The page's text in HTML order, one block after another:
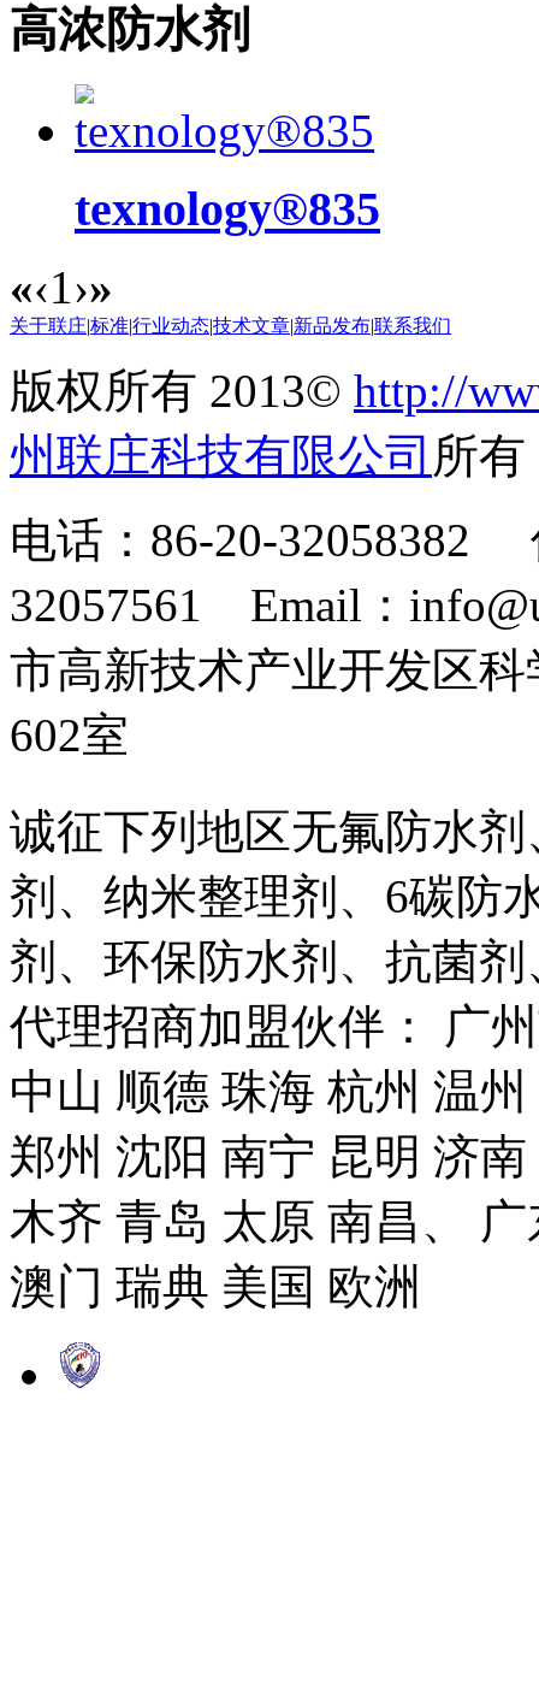
高浓防水剂
texnology®835
«‹1›»
关于联庄|标准|行业动态|技术文章|新品发布|联系我们
版权所有 2013© http://
州联庄科技有限公司 所
电话：86-20-32058382
32057561 Email：
市高新技术产业开发区
602室
诚征下列地区无氟防水
剂、纳米整理剂、6碳防
剂、环保防水剂、抗菌
代理招商加盟伙伴： 广
中山 顺德 珠海 杭州 温
郑州 沈阳 南宁 昆明 济
木齐 青岛 太原 南昌、
澳门 瑞典 美国 欧洲